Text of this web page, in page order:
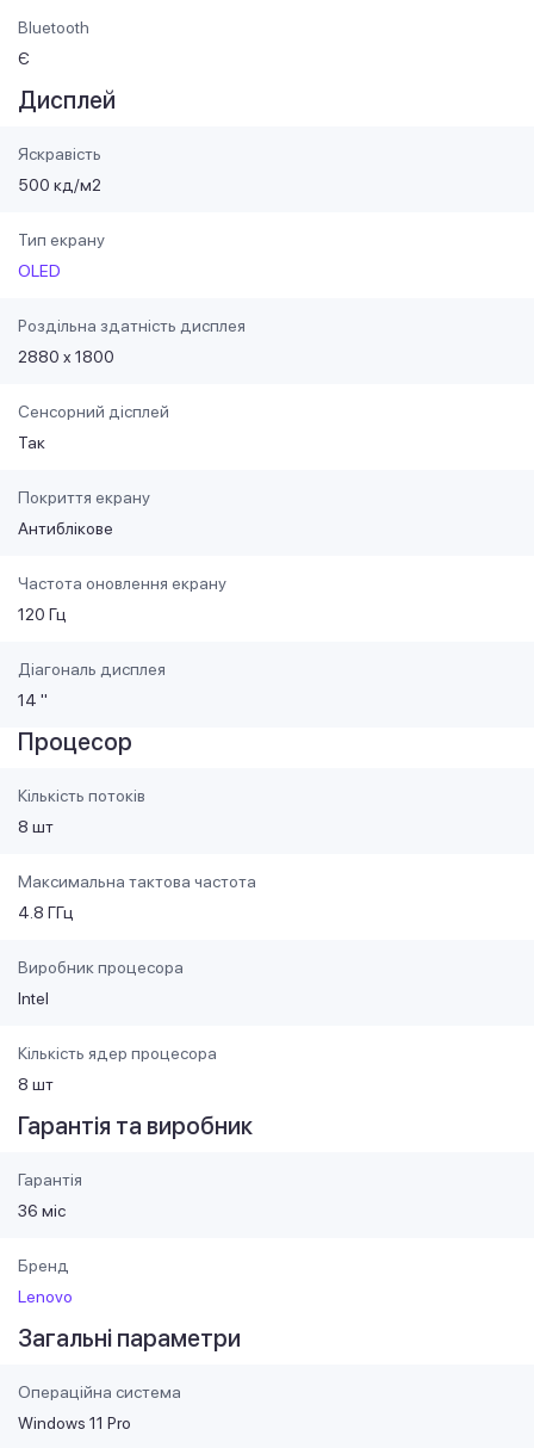
Bluetooth
Є
Дисплей
Яскравість
500 кд/м2
Тип екрану
OLED
Роздільна здатність дисплея
2880 x 1800
Сенсорний дісплей
Так
Покриття екрану
Антиблікове
Частота оновлення екрану
120 Гц
Діагональ дисплея
14 "
Процесор
Кількість потоків
8 шт
Максимальна тактова частота
4.8 ГГц
Виробник процесора
Intel
Кількість ядер процесора
8 шт
Гарантія та виробник
Гарантія
36 міс
Бренд
Lenovo
Загальні параметри
Операційна система
Windows 11 Pro